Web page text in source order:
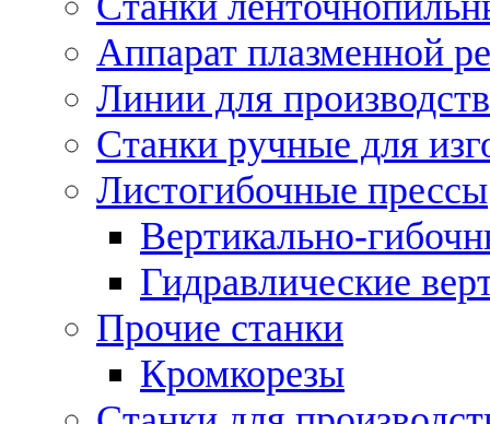
Аппарат плазменной
Линии для
Станки ручные для
Листогибочные прессы
Вертикально-
Гидравлические
Прочие станки
Кромкорезы